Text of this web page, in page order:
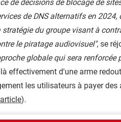
de décisions de blocage de
de DNS alternatifs en 2024,
du groupe visant à
le piratage audiovisuel", se
globale qui sera
effectivement d'une arme
les utilisateurs à payer des
).